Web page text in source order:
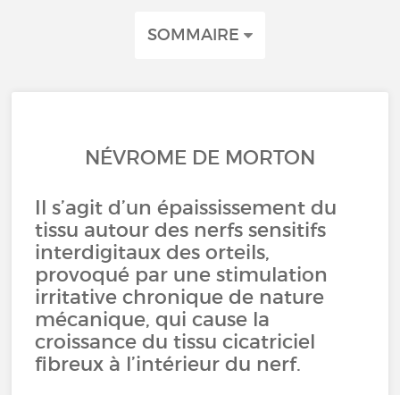
SOMMAIRE
NÉVROME DE MORTON
Il s’agit d’un épaississement du
tissu autour des nerfs sensitifs
interdigitaux des orteils,
provoqué par une stimulation
irritative chronique de nature
mécanique, qui cause la
croissance du tissu cicatriciel
fibreux à l’intérieur du nerf.